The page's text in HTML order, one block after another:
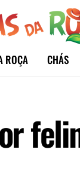
ROÇA CHÁS